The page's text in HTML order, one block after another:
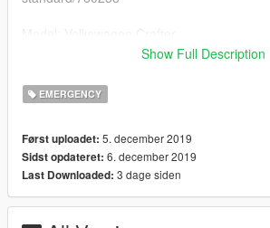
how to Install:
Grand Theft Auto
Thanks for your download
Show Full Description
EMERGENCY
Først uploadet: 5. december 2019
Sidst opdateret: 6. december 2019
Last Downloaded: 3 dage siden